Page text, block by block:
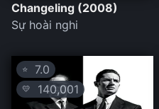
Changeling (2008)
Sự hoài nghi
⭐ 7.0
💛 140,001